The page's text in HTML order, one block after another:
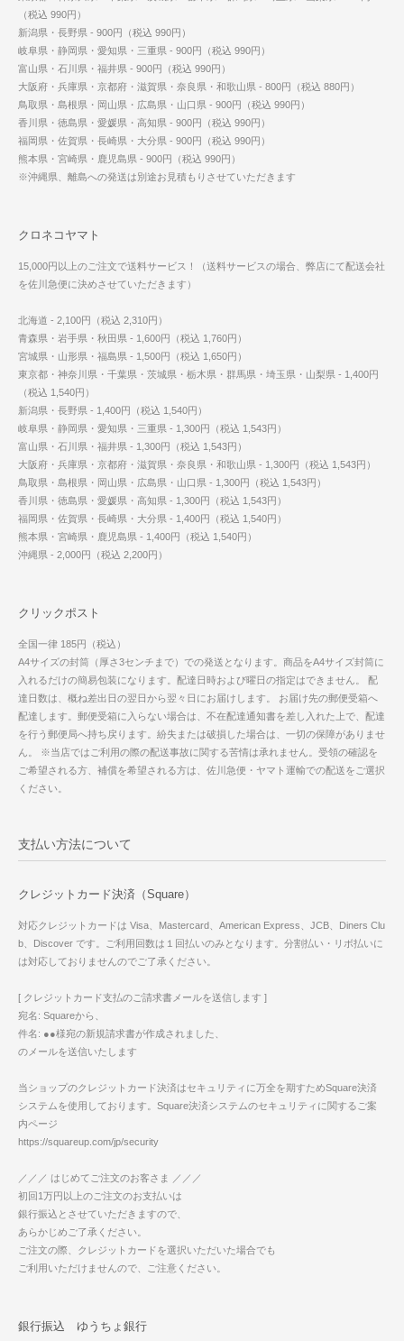
（税込 990円）
新潟県・長野県 - 900円（税込 990円）
岐阜県・静岡県・愛知県・三重県 - 900円（税込 990円）
富山県・石川県・福井県 - 900円（税込 990円）
大阪府・兵庫県・京都府・滋賀県・奈良県・和歌山県 - 800円（税込 880円）
鳥取県・島根県・岡山県・広島県・山口県 - 900円（税込 990円）
香川県・徳島県・愛媛県・高知県 - 900円（税込 990円）
福岡県・佐賀県・長崎県・大分県 - 900円（税込 990円）
熊本県・宮崎県・鹿児島県 - 900円（税込 990円）
※沖縄県、離島への発送は別途お見積もりさせていただきます
クロネコヤマト
15,000円以上のご注文で送料サービス！（送料サービスの場合、弊店にて配送会社
を佐川急便に決めさせていただきます）
北海道 - 2,100円（税込 2,310円）
青森県・岩手県・秋田県 - 1,600円（税込 1,760円）
宮城県・山形県・福島県 - 1,500円（税込 1,650円）
東京都・神奈川県・千葉県・茨城県・栃木県・群馬県・埼玉県・山梨県 - 1,400円
（税込 1,540円）
新潟県・長野県 - 1,400円（税込 1,540円）
岐阜県・静岡県・愛知県・三重県 - 1,300円（税込 1,543円）
富山県・石川県・福井県 - 1,300円（税込 1,543円）
大阪府・兵庫県・京都府・滋賀県・奈良県・和歌山県 - 1,300円（税込 1,543円）
鳥取県・島根県・岡山県・広島県・山口県 - 1,300円（税込 1,543円）
香川県・徳島県・愛媛県・高知県 - 1,300円（税込 1,543円）
福岡県・佐賀県・長崎県・大分県 - 1,400円（税込 1,540円）
熊本県・宮崎県・鹿児島県 - 1,400円（税込 1,540円）
沖縄県 - 2,000円（税込 2,200円）
クリックポスト
全国一律 185円（税込）
A4サイズの封筒（厚さ3センチまで）での発送となります。商品をA4サイズ封筒に
入れるだけの簡易包装になります。配達日時および曜日の指定はできません。 配
達日数は、概ね差出日の翌日から翌々日にお届けします。 お届け先の郵便受箱へ
配達します。郵便受箱に入らない場合は、不在配達通知書を差し入れた上で、配達
を行う郵便局へ持ち戻ります。紛失または破損した場合は、一切の保障がありませ
ん。 ※当店ではご利用の際の配送事故に関する苦情は承れません。受領の確認を
ご希望される方、補償を希望される方は、佐川急便・ヤマト運輸での配送をご選択
ください。
支払い方法について
クレジットカード決済（Square）
対応クレジットカードは Visa、Mastercard、American Express、JCB、Diners Clu
b、Discover です。ご利用回数は１回払いのみとなります。分割払い・リボ払いに
は対応しておりませんのでご了承ください。
[ クレジットカード支払のご請求書メールを送信します ]
宛名: Squareから、
件名: ●●様宛の新規請求書が作成されました、
のメールを送信いたします
当ショップのクレジットカード決済はセキュリティに万全を期すためSquare決済
システムを使用しております。Square決済システムのセキュリティに関するご案
内ページ
https://squareup.com/jp/security
／／／ はじめてご注文のお客さま ／／／
初回1万円以上のご注文のお支払いは
銀行振込とさせていただきますので、
あらかじめご了承ください。
ご注文の際、クレジットカードを選択いただいた場合でも
ご利用いただけませんので、ご注意ください。
銀行振込 ゆうちょ銀行